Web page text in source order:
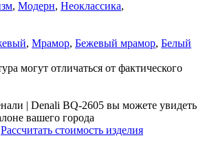
, Модерн, Неоклассика,
, Мрамор, Бежевый мрамор, Белый
могут отличаться от фактического
| Denali BQ-2605 вы можете увидеть
вашего города
Рассчитать стоимость изделия